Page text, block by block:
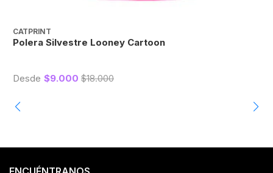
CATPRINT
Polera Silvestre Looney Cartoon
Desde $9.000 $18.000